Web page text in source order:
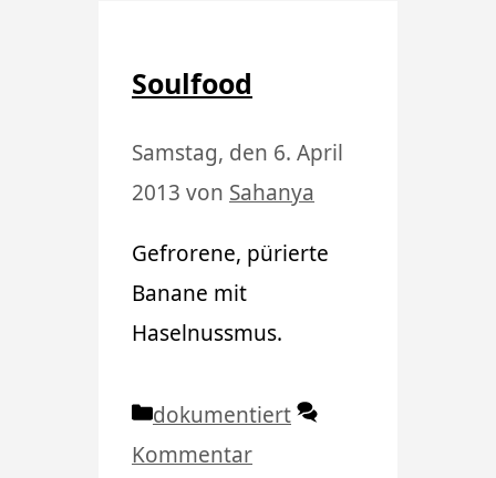
Soulfood
Samstag, den 6. April
2013 von Sahanya
Gefrorene, pürierte
Banane mit
Haselnussmus.
Kategorien
dokumentiert
Kommentar